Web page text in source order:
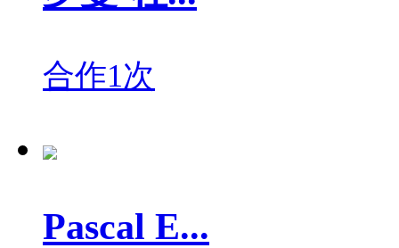
合作1次
Pascal E...